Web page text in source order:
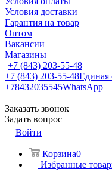
Условия доставки
Гарантия на товар
Оптом
Вакансии
Магазины
+7 (843) 203-55-48
+7 (843) 203-55-48Единая
+78432035545WhatsApp
Заказать звонок
Задать вопрос
Войти
Корзина0
Избранные